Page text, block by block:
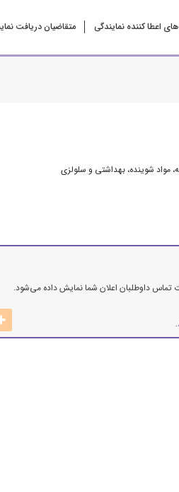
اعطا کننده نمایندگی متقاضیان دریافت
، مواد شوینده، بهداشتی و سلولزی
تماس داوطلبان اعلان شما نمایش داده می‌شود.